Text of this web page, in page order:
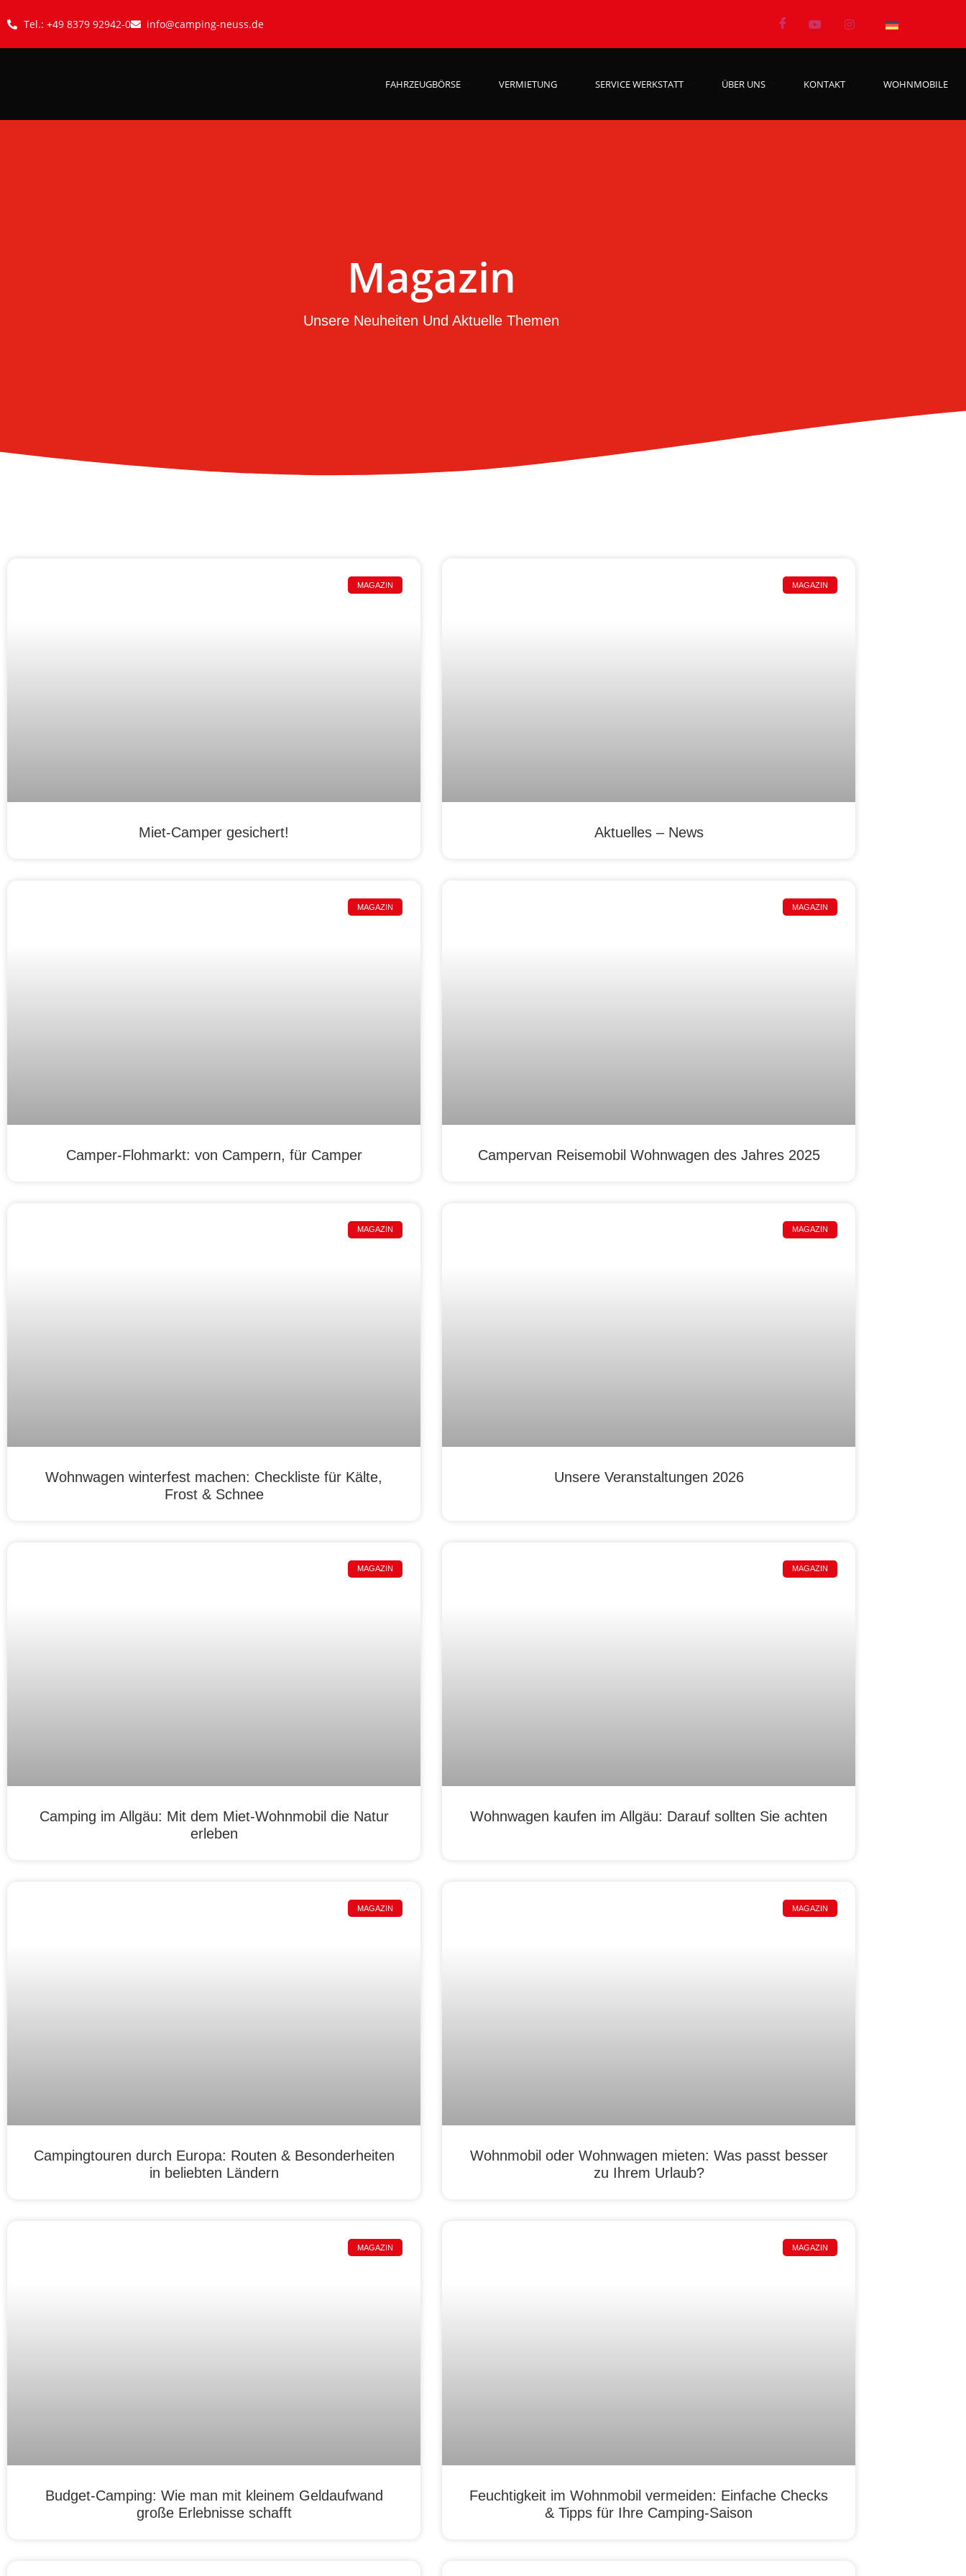
Tel.: +49 8379 92942-0 info@camping-neuss.de
FAHRZEUGBÖRSE VERMIETUNG SERVICE WERKSTATT ÜBER UNS KONTAKT WOHNMOBILE
Magazin
Unsere Neuheiten Und Aktuelle Themen
MAGAZIN
Miet-Camper gesichert!
MAGAZIN
Aktuelles – News
MAGAZIN
Camper-Flohmarkt: von Campern, für Camper
MAGAZIN
Campervan Reisemobil Wohnwagen des Jahres 2025
MAGAZIN
Wohnwagen winterfest machen: Checkliste für Kälte,
Frost & Schnee
MAGAZIN
Unsere Veranstaltungen 2026
MAGAZIN
Camping im Allgäu: Mit dem Miet-Wohnmobil die Natur
erleben
MAGAZIN
Wohnwagen kaufen im Allgäu: Darauf sollten Sie achten
MAGAZIN
Campingtouren durch Europa: Routen & Besonderheiten
in beliebten Ländern
MAGAZIN
Wohnmobil oder Wohnwagen mieten: Was passt besser
zu Ihrem Urlaub?
MAGAZIN
Budget-Camping: Wie man mit kleinem Geldaufwand
große Erlebnisse schafft
MAGAZIN
Feuchtigkeit im Wohnmobil vermeiden: Einfache Checks
& Tipps für Ihre Camping-Saison